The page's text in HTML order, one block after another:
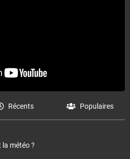
Récents Populaires
la météo ?